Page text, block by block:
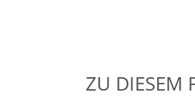
ZU DIESEM